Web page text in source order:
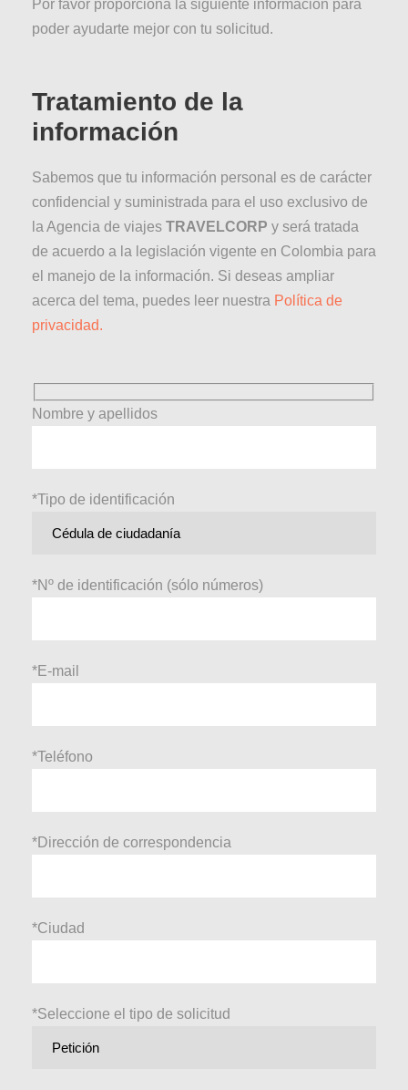
Por favor proporciona la siguiente información para
poder ayudarte mejor con tu solicitud.
Tratamiento de la
información
Sabemos que tu información personal es de carácter
confidencial y suministrada para el uso exclusivo de
la Agencia de viajes TRAVELCORP y será tratada
de acuerdo a la legislación vigente en Colombia para
el manejo de la información. Si deseas ampliar
acerca del tema, puedes leer nuestra Política de
privacidad.
Nombre y apellidos
*Tipo de identificación
*Nº de identificación (sólo números)
*E-mail
*Teléfono
*Dirección de correspondencia
*Ciudad
*Seleccione el tipo de solicitud